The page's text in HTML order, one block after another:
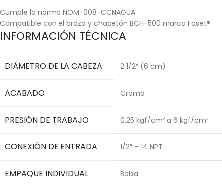
Cumple la norma NOM-008-CONAGUA
Compatible con el brazo y chapetón BCH-500 marca Foset®
INFORMACIÓN TÉCNICA
DIÁMETRO DE LA CABEZA 2 1/2″ (6 cm)
ACABADO Cromo
PRESIÓN DE TRABAJO 0.25 kgf/cm² a 6 kgf/cm²
CONEXIÓN DE ENTRADA 1/2″ – 14 NPT
EMPAQUE INDIVIDUAL Bolsa